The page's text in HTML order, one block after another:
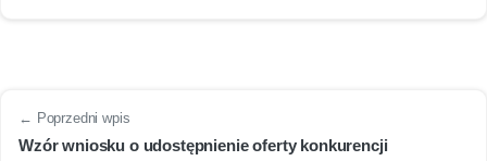
← Poprzedni wpis
Wzór wniosku o udostępnienie oferty konkurencji